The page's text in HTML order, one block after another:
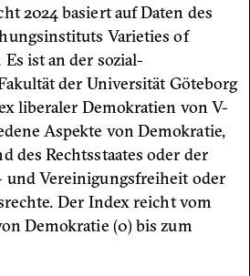
2024 basiert auf Daten des
Varieties of
Es ist an der sozial­
der Universität Göteborg
liberaler Demokratien von V-
Aspekte von Demokratie,
des Rechtsstaates oder der
Vereinigungsfreiheit oder
Der Index reicht vom
Demokratie (0) bis zum